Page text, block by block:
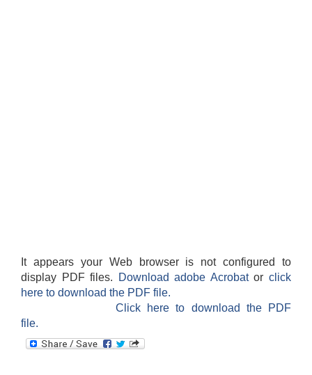
It appears your Web browser is not configured to
display PDF files.
Download adobe Acrobatorclick
here to download the PDF file.
Click here to download the PDF
file.